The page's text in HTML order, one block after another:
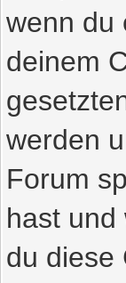
wenn du
deinem
werden
Forum
hast und
du diese